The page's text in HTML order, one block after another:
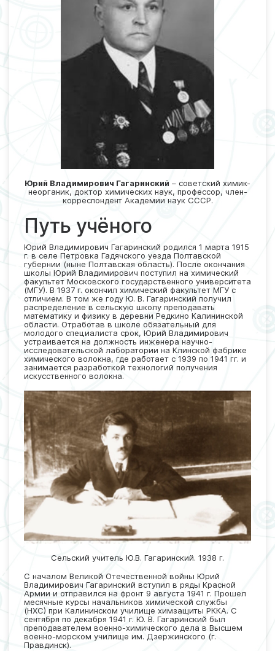
Юрий Владимирович Гагаринский – советский химик-
неорганик, доктор химических наук, профессор, член-
корреспондент Академии наук СССР.
Путь учёного
Юрий Владимирович Гагаринский родился 1 марта 1915
г. в селе Петровка Гадячского уезда Полтавской
губернии (ныне Полтавская область). После окончания
школы Юрий Владимирович поступил на химический
факультет Московского государственного университета
(МГУ). В 1937 г. окончил химический факультет МГУ с
отличием. В том же году Ю. В. Гагаринский получил
распределение в сельскую школу преподавать
математику и физику в деревни Редкино Калининской
области. Отработав в школе обязательный для
молодого специалиста срок, Юрий Владимирович
устраивается на должность инженера научно-
исследовательской лаборатории на Клинской фабрике
химического волокна, где работает с 1939 по 1941 гг. и
занимается разработкой технологий получения
искусственного волокна.
Сельский учитель Ю.В. Гагаринский. 1938 г.
С началом Великой Отечественной войны Юрий
Владимирович Гагаринский вступил в ряды Красной
Армии и отправился на фронт 9 августа 1941 г. Прошел
месячные курсы начальников химической службы
(НХС) при Калининском училище химзащиты РККА. С
сентября по декабря 1941 г. Ю. В. Гагаринский был
преподавателем военно-химического дела в Высшем
военно-морском училище им. Дзержинского (г.
Правдинск).